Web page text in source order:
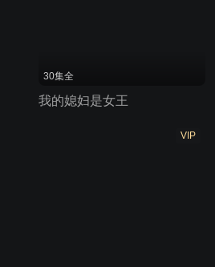
30集全
我的媳妇是女王
VIP